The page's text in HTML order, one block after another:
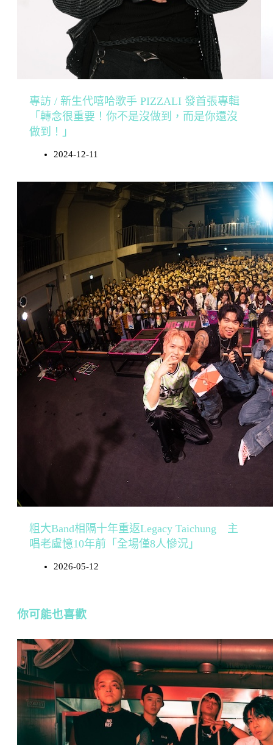
專訪 / 新生代嘻哈歌手 PIZZALI 發首張專輯
「轉念很重要！你不是沒做到，而是你還沒
做到！」
2024-12-11
粗大Band相隔十年重返Legacy Taichung 主
唱老盧憶10年前「全場僅8人慘況」
2026-05-12
你可能也喜歡